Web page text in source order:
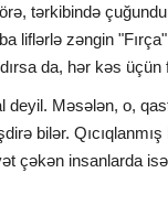
tərkibində
liflərlə zəngin "Fırça"
da, hər kəs üçün
deyil. Məsələn, o,
bilər. Qıcıqlanmış
çəkən insanlarda